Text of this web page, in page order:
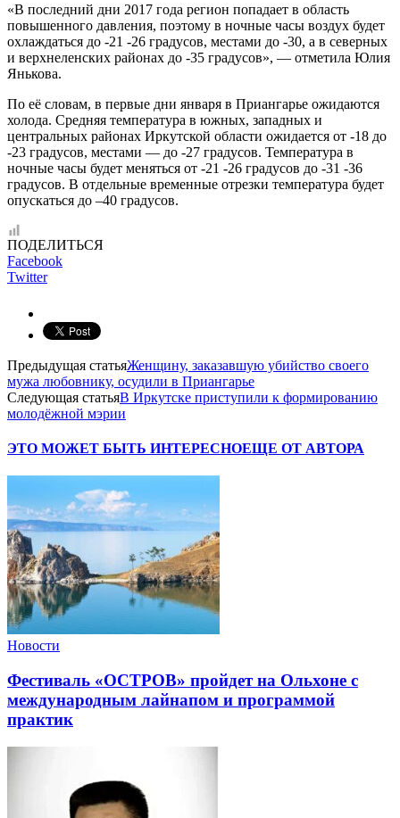
«В последний дни 2017 года регион попадает в область
повышенного давления, поэтому в ночные часы воздух будет
охлаждаться до -21 -26 градусов, местами до -30, а в северных
и верхнеленских районах до -35 градусов», — отметила Юлия
Янькова.
По её словам, в первые дни января в Приангарье ожидаются
холода. Средняя температура в южных, западных и
центральных районах Иркутской области ожидается от -18 до
-23 градусов, местами — до -27 градусов. Температура в
ночные часы будет меняться от -21 -26 градусов до -31 -36
градусов. В отдельные временные отрезки температура будет
опускаться до –40 градусов.
ПОДЕЛИТЬСЯ
Facebook
Twitter
Предыдущая статьяЖенщину, заказавшую убийство своего
мужа любовнику, осудили в Приангарье
Следующая статьяВ Иркутске приступили к формированию
молодёжной мэрии
ЭТО МОЖЕТ БЫТЬ ИНТЕРЕСНОЕЩЕ ОТ АВТОРА
Новости
Фестиваль «ОСТРОВ» пройдет на Ольхоне с
международным лайнапом и программой
практик